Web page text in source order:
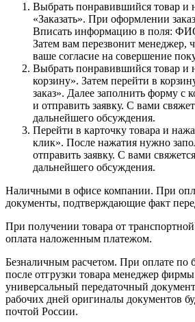
Выбрать понравившийся товар и
«Заказать». При оформлении
Вписать информацию в поля:
Затем вам перезвонит менеджер,
ваше согласие на совершение
Выбрать понравившийся товар и
корзину». Затем перейти в
заказ». Далее заполнить форму
и отправить заявку. С вами
дальнейшего обсуждения.
Перейти в карточку товара и
клик». После нажатия нужно
отправить заявку. С вами
дальнейшего обсуждения.
Наличными в офисе компании. При
документы, подтверждающие факт
При получении товара от
оплата наложенным платежом.
Безналичным расчетом. При оплате по
после отгрузки товара менеджер
универсальный передаточный
рабочих дней оригиналы документов
почтой России.